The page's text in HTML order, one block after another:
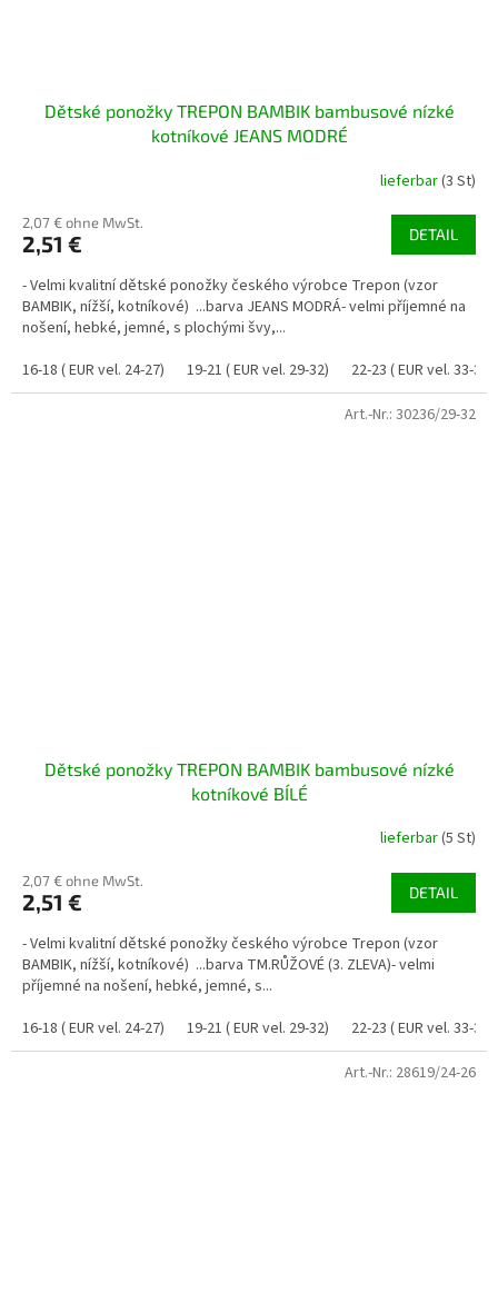
Dětské ponožky TREPON BAMBIK bambusové nízké
kotníkové JEANS MODRÉ
lieferbar(3 St)
2,07 € ohne MwSt.
2,51 € DETAIL
- Velmi kvalitní dětské ponožky českého výrobce Trepon (vzor
BAMBIK, nížší, kotníkové) ...barva JEANS MODRÁ- velmi příjemné na
nošení, hebké, jemné, s plochými švy,...
16-18 ( EUR vel. 24-27)
19-21 ( EUR vel. 29-32) 22-23 ( EUR vel. 33-35)
Dětské ponožky TREPON BAMBIK bambusové nízké
kotníkové BÍLÉ
lieferbar(5 St)
2,07 € ohne MwSt.
2,51 € DETAIL
- Velmi kvalitní dětské ponožky českého výrobce Trepon (vzor
BAMBIK, nížší, kotníkové) ...barva TM.RŮŽOVÉ (3. ZLEVA)- velmi
příjemné na nošení, hebké, jemné, s...
16-18 ( EUR vel. 24-27)
19-21 ( EUR vel. 29-32) 22-23 ( EUR vel. 33-35)
Art.-Nr.: 30236/29-32
Art.-Nr.: 28619/24-26